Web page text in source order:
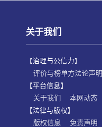
关于我们
【治理与公信力】
评价与榜单方法论声明
【平台信息】
关于我们
本网动态
【法律与版权】
版权信息
免责声明